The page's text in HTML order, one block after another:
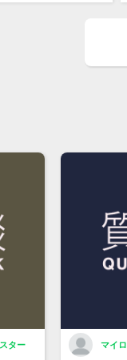
ター マイロ